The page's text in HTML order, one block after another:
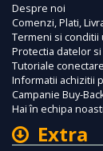
Despre noi
Comenzi, Plati,
Termeni si
Protectia datelor
Tutoriale
Informatii achizitii
Campanie Buy-
Hai în echipa
Extra